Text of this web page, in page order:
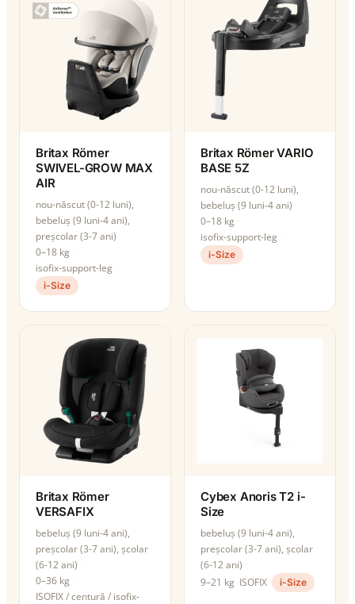
Britax Römer
SWIVEL-GROW MAX
AIR
nou-născut (0-12 luni),
bebeluș (9 luni-4 ani),
preșcolar (3-7 ani)
0–18 kg
isofix-support-leg
i-Size
Britax Römer VARIO
BASE 5Z
nou-născut (0-12 luni),
bebeluș (9 luni-4 ani)
0–18 kg
isofix-support-leg
i-Size
Britax Römer
VERSAFIX
bebeluș (9 luni-4 ani),
preșcolar (3-7 ani), școlar
(6-12 ani)
0–36 kg
ISOFIX / centură / isofix-
Cybex Anoris T2 i-
Size
bebeluș (9 luni-4 ani),
preșcolar (3-7 ani), școlar
(6-12 ani)
9–21 kg ISOFIX i-Size